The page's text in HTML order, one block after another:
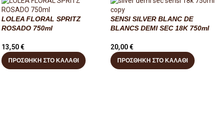
LOLEA FLORAL SPRITZ
ROSADO 750ml
13,50€
ΠΡΟΣΘΉΚΗ ΣΤΟ ΚΑΛΆΘΙ
SENSI SILVER BLANC DE
BLANCS DEMI SEC 18K 750ml
20,00€
ΠΡΟΣΘΉΚΗ ΣΤΟ ΚΑΛΆΘΙ